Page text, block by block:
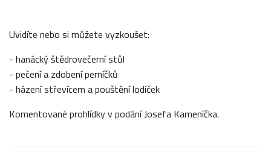
Uvidíte nebo si můžete vyzkoušet:
- hanácký štědrovečerní stůl
- pečení a zdobení perníčků
- házení střevícem a pouštění lodiček
Komentované prohlídky v podání Josefa Kameníčka.